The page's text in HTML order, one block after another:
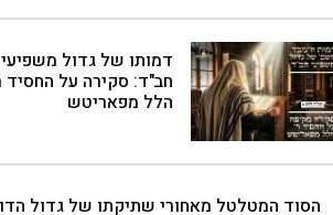
דמותו של גדול משפיעי
חב"ד: סקירה על החסיד
הלל מפאריטש
הסוד המטלטל מאחורי שתיקתו של גדול